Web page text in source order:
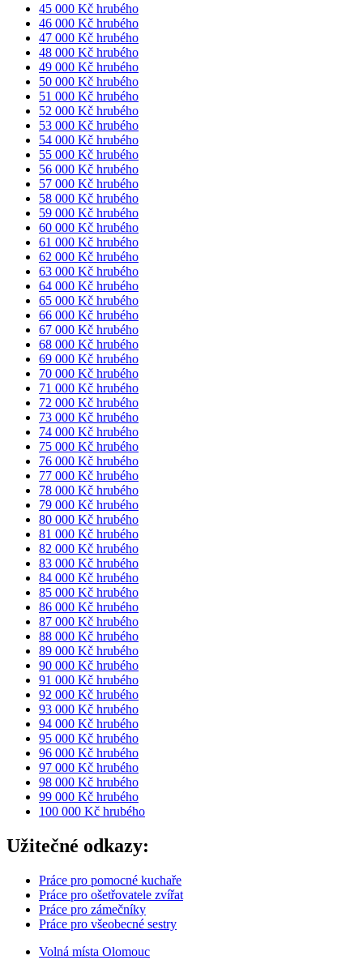
45 000 Kč hrubého
46 000 Kč hrubého
47 000 Kč hrubého
48 000 Kč hrubého
49 000 Kč hrubého
50 000 Kč hrubého
51 000 Kč hrubého
52 000 Kč hrubého
53 000 Kč hrubého
54 000 Kč hrubého
55 000 Kč hrubého
56 000 Kč hrubého
57 000 Kč hrubého
58 000 Kč hrubého
59 000 Kč hrubého
60 000 Kč hrubého
61 000 Kč hrubého
62 000 Kč hrubého
63 000 Kč hrubého
64 000 Kč hrubého
65 000 Kč hrubého
66 000 Kč hrubého
67 000 Kč hrubého
68 000 Kč hrubého
69 000 Kč hrubého
70 000 Kč hrubého
71 000 Kč hrubého
72 000 Kč hrubého
73 000 Kč hrubého
74 000 Kč hrubého
75 000 Kč hrubého
76 000 Kč hrubého
77 000 Kč hrubého
78 000 Kč hrubého
79 000 Kč hrubého
80 000 Kč hrubého
81 000 Kč hrubého
82 000 Kč hrubého
83 000 Kč hrubého
84 000 Kč hrubého
85 000 Kč hrubého
86 000 Kč hrubého
87 000 Kč hrubého
88 000 Kč hrubého
89 000 Kč hrubého
90 000 Kč hrubého
91 000 Kč hrubého
92 000 Kč hrubého
93 000 Kč hrubého
94 000 Kč hrubého
95 000 Kč hrubého
96 000 Kč hrubého
97 000 Kč hrubého
98 000 Kč hrubého
99 000 Kč hrubého
100 000 Kč hrubého
Užitečné odkazy:
Práce pro pomocné kuchaře
Práce pro ošetřovatele zvířat
Práce pro zámečníky
Práce pro všeobecné sestry
Volná místa Olomouc